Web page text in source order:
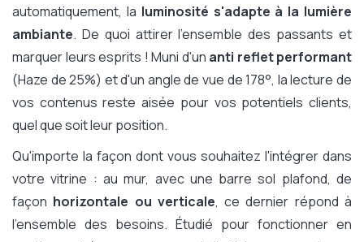
automatiquement, la luminosité s'adapte à la lumière
ambiante. De quoi attirer l'ensemble des passants et
marquer leurs esprits ! Muni d'un anti reflet performant
(Haze de 25%) et d'un angle de vue de 178°, la lecture de
vos contenus reste aisée pour vos potentiels clients,
quel que soit leur position.
Qu'importe la façon dont vous souhaitez l'intégrer dans
votre vitrine : au mur, avec une barre sol plafond, de
façon horizontale ou verticale, ce dernier répond à
l'ensemble des besoins. Étudié pour fonctionner en